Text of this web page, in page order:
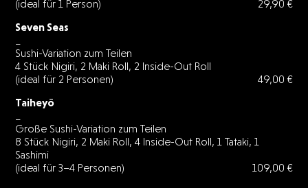
(ideal für 1 Person)
29,90 €
Seven Seas
Sushi-Variation zum Teilen
4 Stück Nigiri, 2 Maki Roll, 2 Inside-Out Roll
(ideal für 2 Personen)
49,00 €
Taiheyō
Große Sushi-Variation zum Teilen
8 Stück Nigiri, 2 Maki Roll, 4 Inside-Out Roll, 1 Tataki, 1
Sashimi
(ideal für 3–4 Personen)
109,00 €